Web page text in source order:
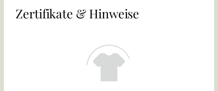
Zertifikate & Hinweise